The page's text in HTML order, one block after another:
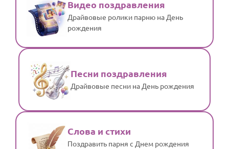
Видео поздравления
Драйвовые ролики парню на День
рождения
Песни поздравления
Драйвовые песни на День рождения
Слова и стихи
Поздравить парня с Днем рождения